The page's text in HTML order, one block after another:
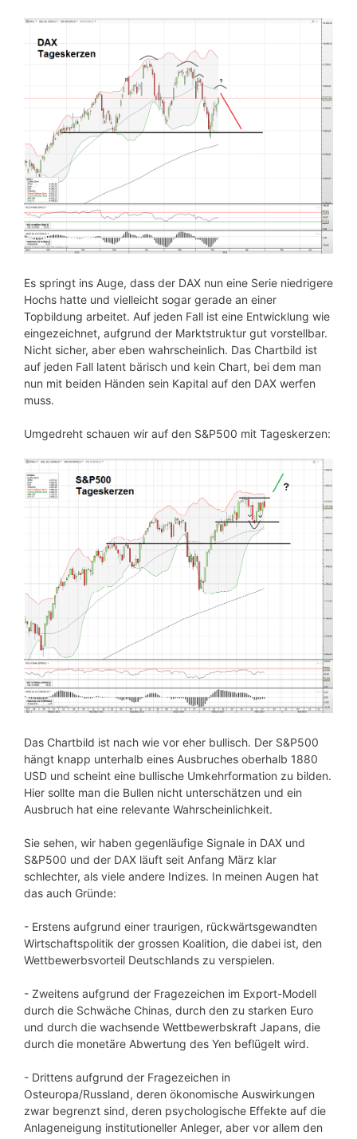
Es springt ins Auge, dass der DAX nun eine Serie niedrigere
Hochs hatte und vielleicht sogar gerade an einer
Topbildung arbeitet. Auf jeden Fall ist eine Entwicklung wie
eingezeichnet, aufgrund der Marktstruktur gut vorstellbar.
Nicht sicher, aber eben wahrscheinlich. Das Chartbild ist
auf jeden Fall latent bärisch und kein Chart, bei dem man
nun mit beiden Händen sein Kapital auf den DAX werfen
muss.
Umgedreht schauen wir auf den S&P500 mit Tageskerzen:
Das Chartbild ist nach wie vor eher bullisch. Der S&P500
hängt knapp unterhalb eines Ausbruches oberhalb 1880
USD und scheint eine bullische Umkehrformation zu bilden.
Hier sollte man die Bullen nicht unterschätzen und ein
Ausbruch hat eine relevante Wahrscheinlichkeit.
Sie sehen, wir haben gegenläufige Signale in DAX und
S&P500 und der DAX läuft seit Anfang März klar
schlechter, als viele andere Indizes. In meinen Augen hat
das auch Gründe:
- Erstens aufgrund einer traurigen, rückwärtsgewandten
Wirtschaftspolitik der grossen Koalition, die dabei ist, den
Wettbewerbsvorteil Deutschlands zu verspielen.
- Zweitens aufgrund der Fragezeichen im Export-Modell
durch die Schwäche Chinas, durch den zu starken Euro
und durch die wachsende Wettbewerbskraft Japans, die
durch die monetäre Abwertung des Yen beflügelt wird.
- Drittens aufgrund der Fragezeichen in
Osteuropa/Russland, deren ökonomische Auswirkungen
zwar begrenzt sind, deren psychologische Effekte auf die
Anlageneigung institutioneller Anleger, aber vor allem den